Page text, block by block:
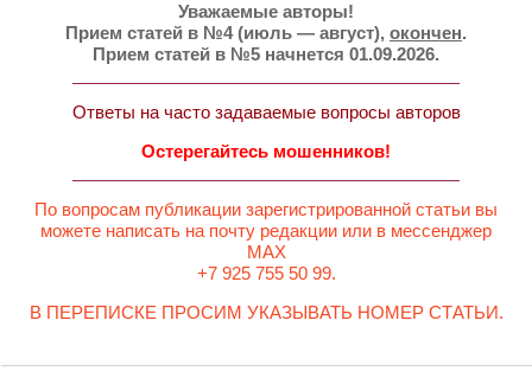
Уважаемые авторы!
Прием статей в №4 (июль — август), окончен.
Прием статей в №5 начнется 01.09.2026.
Ответы на часто задаваемые вопросы авторов
Остерегайтесь мошенников!
По вопросам публикации зарегистрированной статьи вы
можете написать на почту редакции или в мессенджер
MAX
+7 925 755 50 99.
В ПЕРЕПИСКЕ ПРОСИМ УКАЗЫВАТЬ НОМЕР СТАТЬИ.